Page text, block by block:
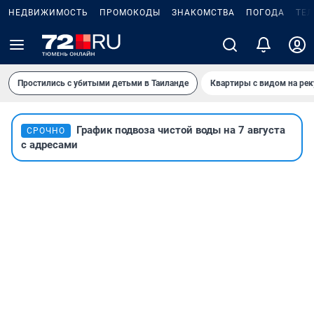
НЕДВИЖИМОСТЬ ПРОМОКОДЫ ЗНАКОМСТВА ПОГОДА
Простились с убитыми детьми в Таиланде Квартиры с видом на
СРОЧНО
График подвоза чистой воды на 7 августа
с адресами